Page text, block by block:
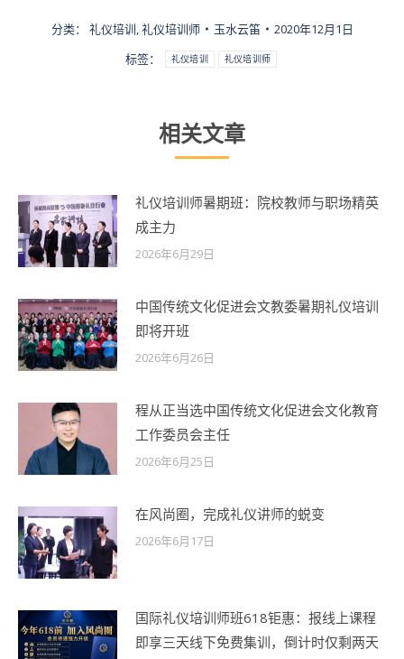
分类： 礼仪培训,礼仪培训师 玉水云笛
2020年12月1日
标签：
礼仪培训 礼仪培训师
相关文章
礼仪培训师暑期班：院校教师与职场精英
成主力
2026年6月29日
中国传统文化促进会文教委暑期礼仪培训
即将开班
2026年6月26日
程从正当选中国传统文化促进会文化教育
工作委员会主任
2026年6月25日
在风尚圈，完成礼仪讲师的蜕变
2026年6月17日
国际礼仪培训师班618钜惠：报线上课程
即享三天线下免费集训，倒计时仅剩两天